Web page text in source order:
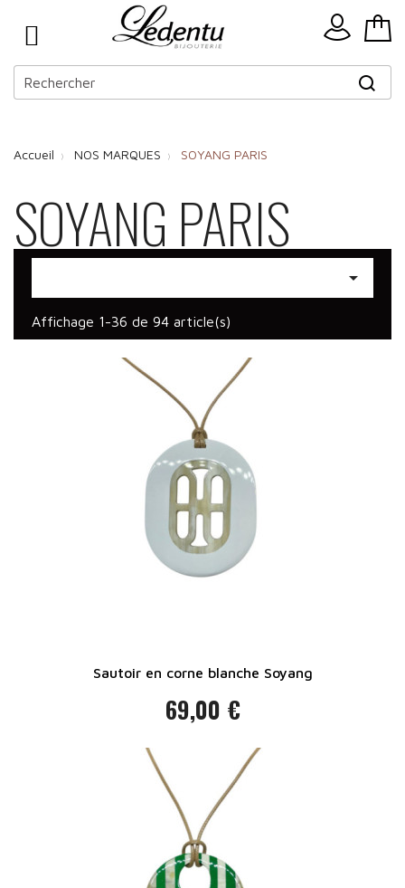
Accueil NOS MARQUES SOYANG PARIS
SOYANG PARIS

Affichage 1-36 de 94 article(s)
Sautoir en corne blanche Soyang
Prix
69,00 €